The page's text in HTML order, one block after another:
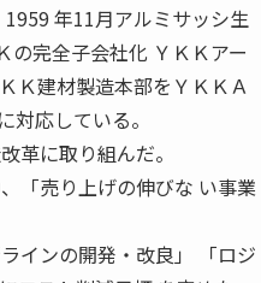
年11月アルミサッシ生
完全子会社化 ＹＫＫアー
Ｋ建材製造本部をＹＫＫＡ
応している。
革に取り組んだ。
「売り上げの伸びな い事業
インの開発・改良」 「ロジ